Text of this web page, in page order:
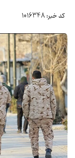
کد خبر: 1016348